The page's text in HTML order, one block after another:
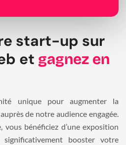
start-up sur
et gagnez en
unique pour augmenter la
de notre audience engagée.
bénéficiez d’une exposition
booster votre